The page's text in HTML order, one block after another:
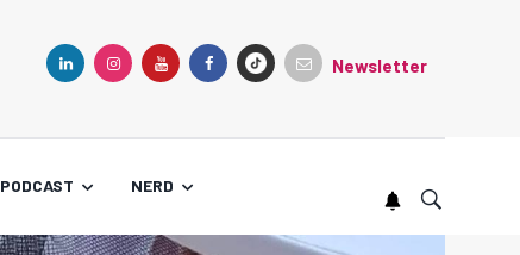
Newsletter
PODCAST NERD